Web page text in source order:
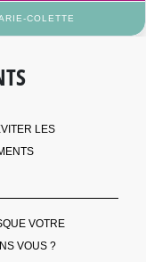
COLETTE
LES
VOTRE
VOUS ?